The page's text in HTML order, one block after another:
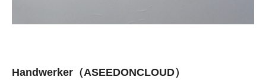
Handwerker（ASEEDONCLOUD）